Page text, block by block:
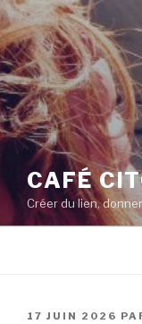
CAFÉ
Créer du lien,
PUBLIÉ
17 JUIN 2026